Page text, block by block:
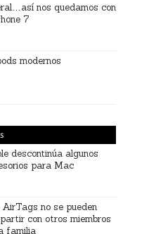
nos quedamos con
7
modernos
descontinúa algunos
para Mac
no se pueden
con otros miembros
familia